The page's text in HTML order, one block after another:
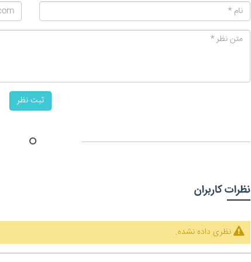
ثبت نظر
نظرات کاربران
نظری داده نشده.